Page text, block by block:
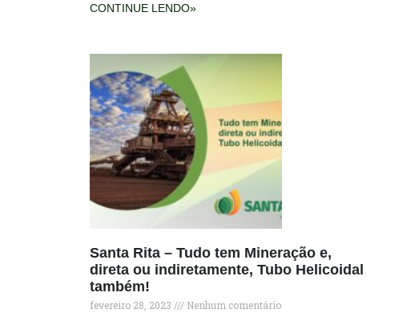
CONTINUE LENDO»
Santa Rita – Tudo tem Mineração e,
direta ou indiretamente, Tubo Helicoidal
também!
fevereiro 28, 2023
Nenhum comentário